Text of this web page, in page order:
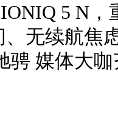
5 N，
、无续航
骋 媒体大